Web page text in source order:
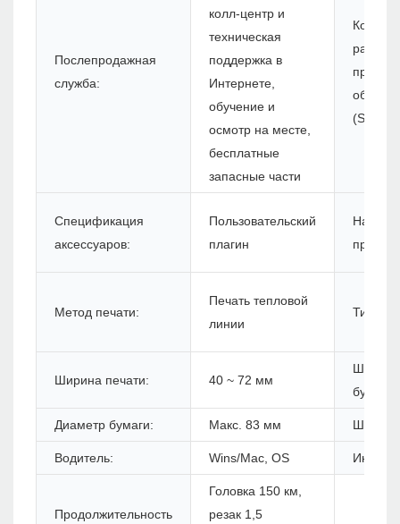
Послепродажная
служба:
колл-центр и
техническая
поддержка в
Интернете,
обучение и
осмотр на месте,
бесплатные
запасные части
(SDK):
Спецификация
аксессуаров:
Пользовательский
плагин
Метод печати:
Печать тепловой
линии
Тип
Ширина печати: 40 ~ 72 мм
Ширина
бумаги:
Диаметр бумаги: Макс. 83 мм Штрих -
Водитель: Wins/Mac, OS
Продолжительность
Головка 150 км,
резак 1,5